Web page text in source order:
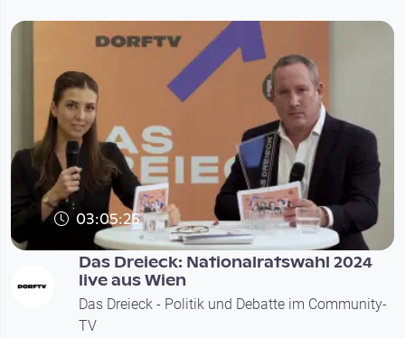
03:05:25
Das Dreieck: Nationalratswahl 2024
live aus Wien
Das Dreieck - Politik und Debatte im Community-
TV